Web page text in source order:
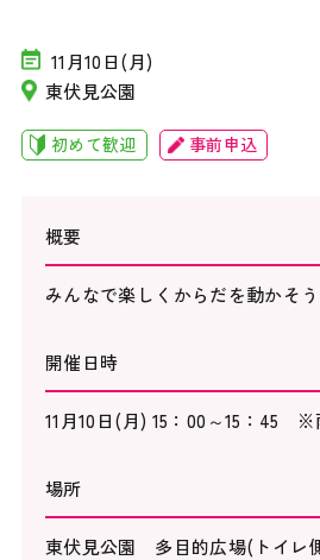
11月10日(月)
東伏見公園
初めて歓迎 事前申込
概要
みんなで楽しくからだを動かそう
開催日時
11月10日(月) 15：00～15：45 ※
場所
東伏見公園 多目的広場(トイレ